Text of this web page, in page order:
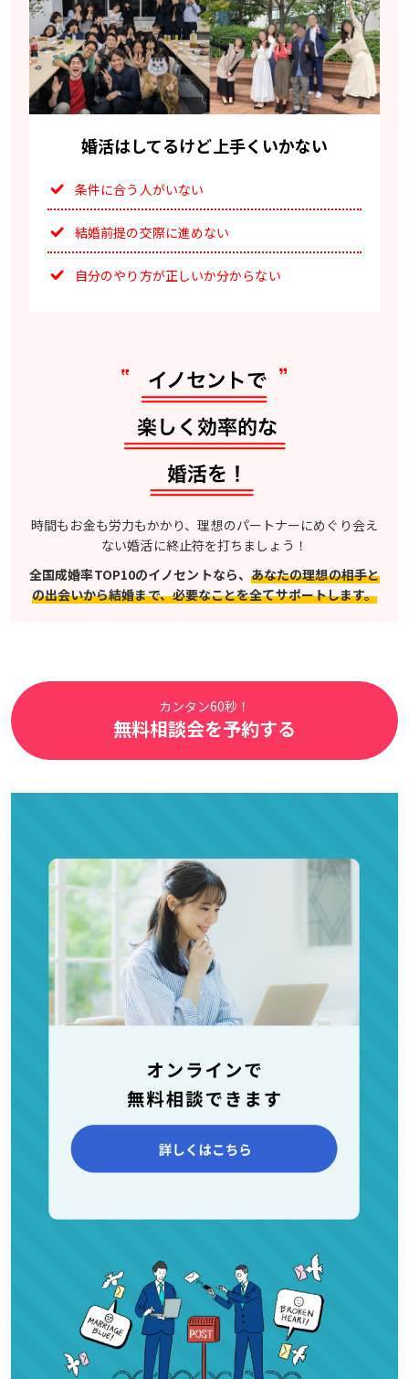
婚活はしてるけど上手くいかない
条件に合う人がいない
結婚前提の交際に進めない
自分のやり方が正しいか分からない
時間もお金も労力もかかり、理想のパートナーにめぐり会え
ない婚活に終止符を打ちましょう！
全国成婚率TOP10のイノセントなら、 あなたの理想の相手と
の出会いから結婚まで、必要なことを全てサポートします。
カンタン60秒！
無料相談会を予約する